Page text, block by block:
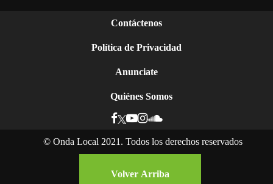
Contáctenos
Política de Privacidad
Anunciate
Quiénes Somos
© Onda Local 2021. Todos los derechos reservados
Volver Arriba